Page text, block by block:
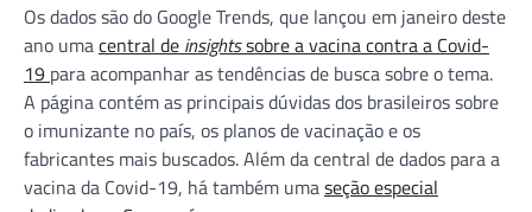
Os dados são do Google Trends, que lançou em janeiro deste
ano umacentral de insightssobre a vacina contra a Covid-
19 para acompanhar as tendências de busca sobre o tema.
A página contém as principais dúvidas dos brasileiros sobre
o imunizante no país, os planos de vacinação e os
fabricantes mais buscados. Além da central de dados para a
vacina da Covid-19, há também umaseção especial